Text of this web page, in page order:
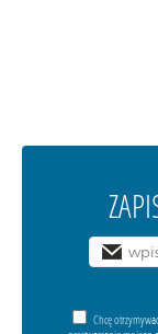
Chcę